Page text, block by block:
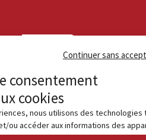
consentement
cookies
nous utilisons des technologies
ou accéder aux informations des
Continuer sans